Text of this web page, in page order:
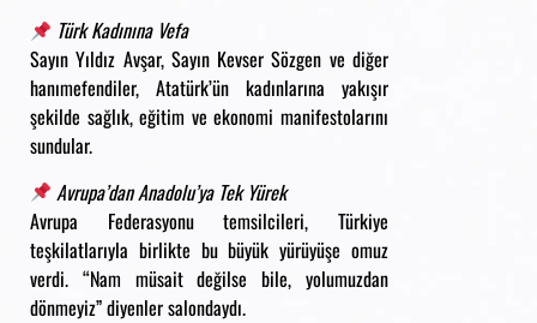
Türk Kadınına Vefa
Sayın Yıldız Avşar, Sayın Kevser Sözgen ve diğer
hanımefendiler, Atatürk’ün kadınlarına yakışır
şekilde sağlık, eğitim ve ekonomi manifestolarını
sundular.
Avrupa’dan Anadolu’ya Tek Yürek
Avrupa Federasyonu temsilcileri, Türkiye
teşkilatlarıyla birlikte bu büyük yürüyüşe omuz
verdi. “Nam müsait değilse bile, yolumuzdan
dönmeyiz” diyenler salondaydı.